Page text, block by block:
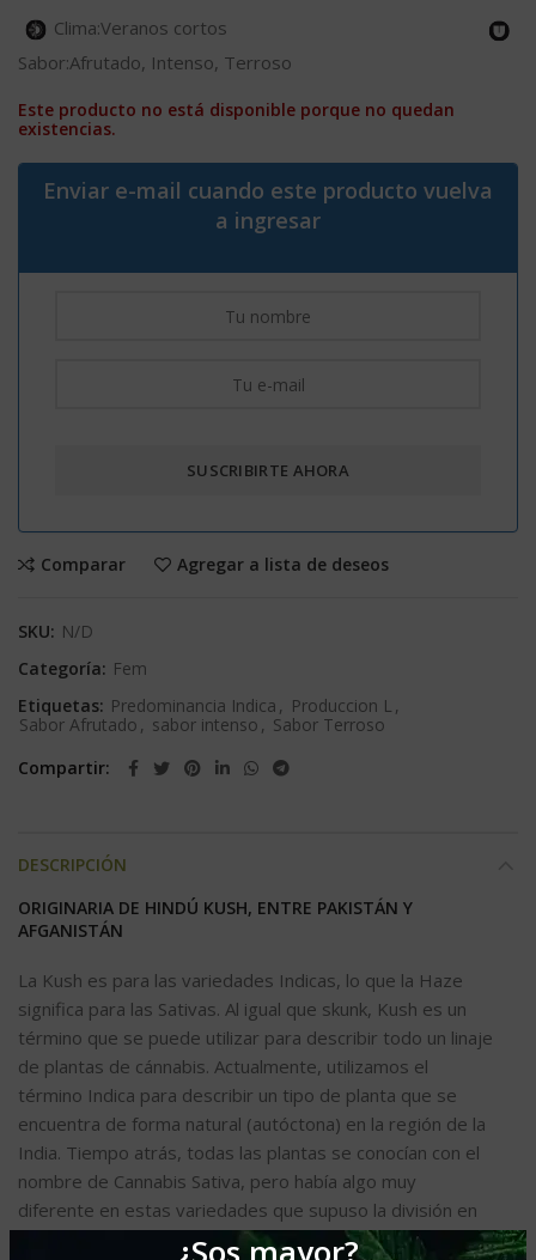
¿Sos mayor?
Clima:Veranos cortos
Sabor:Afrutado, Intenso, Terroso
Este producto no está disponible porque no quedan
existencias.
Enviar e-mail cuando este producto vuelva
a ingresar
Comparar Agregar a lista de deseos
SKU: N/D
Categoría: Fem
Etiquetas: Predominancia Indica , Produccion L ,
Sabor Afrutado , sabor intenso , Sabor Terroso
Compartir
DESCRIPCIÓN
ORIGINARIA DE HINDÚ KUSH, ENTRE PAKISTÁN Y
AFGANISTÁN
La Kush es para las variedades Indicas, lo que la Haze
significa para las Sativas. Al igual que skunk, Kush es un
término que se puede utilizar para describir todo un linaje
de plantas de cánnabis. Actualmente, utilizamos el
término Indica para describir un tipo de planta que se
encuentra de forma natural (autóctona) en la región de la
India. Tiempo atrás, todas las plantas se conocían con el
nombre de Cannabis Sativa, pero había algo muy
diferente en estas variedades que supuso la división en
otra categoría, de nombre Indica debido al nombre de la